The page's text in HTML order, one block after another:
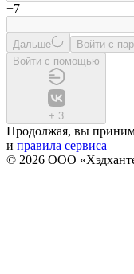
+7
Дальше
Войти с
Войти с помощью
+ 3
Продолжая, вы
и правила сервиса
© 2026 ООО